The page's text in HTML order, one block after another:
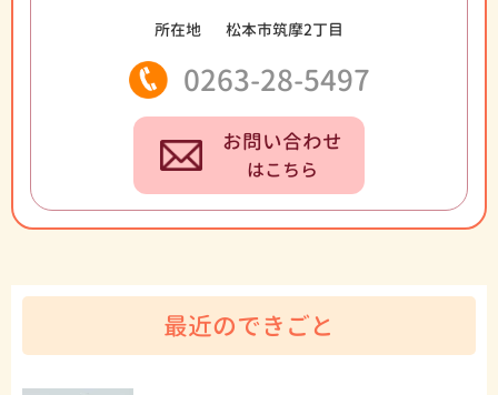
所在地 松本市筑摩2丁目
0263-28-5497
お問い合わせ
はこちら
最近のできごと